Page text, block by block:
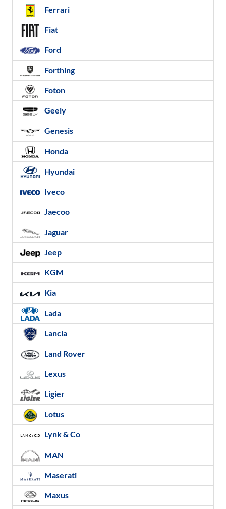
Ferrari
Fiat
Ford
Forthing
Foton
Geely
Genesis
Honda
Hyundai
Iveco
Jaecoo
Jaguar
Jeep
KGM
Kia
Lada
Lancia
Land Rover
Lexus
Ligier
Lotus
Lynk & Co
MAN
Maserati
Maxus